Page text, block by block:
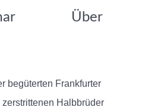
Über
begüterten Frankfurter
Halbbrüder